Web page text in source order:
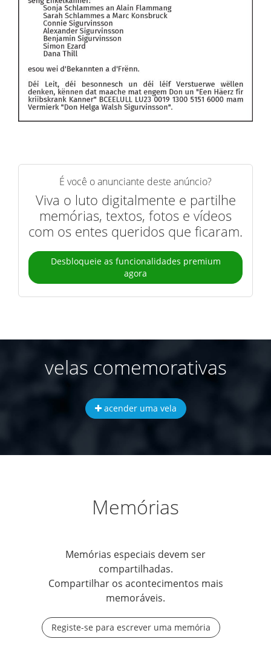
É você o anunciante deste anúncio?
Viva o luto digitalmente e partilhe
memórias, textos, fotos e vídeos
com os entes queridos que ficaram.
Desbloqueie as funcionalidades premium
agora
velas comemorativas
acender uma vela
Memórias
Memórias especiais devem ser
compartilhadas.
Compartilhar os acontecimentos mais
memoráveis.
Registe-se para escrever uma memória